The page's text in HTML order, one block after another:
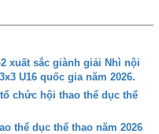
xuất sắc giành giải Nhì nội
U16 quốc gia năm 2026.
chức hội thao thể dục thể
thể dục thể thao năm 2026